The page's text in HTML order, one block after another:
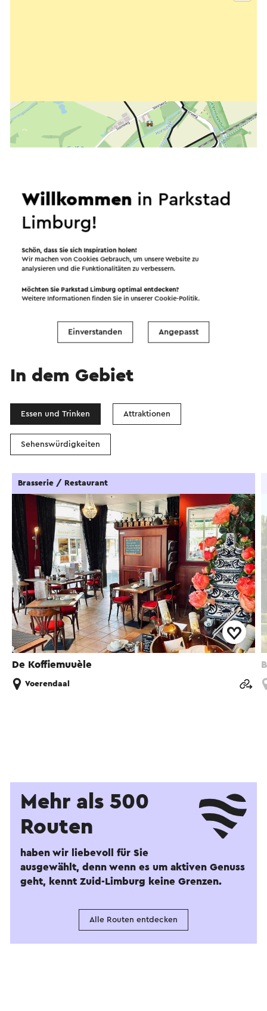
©OpenStreetMap
Starten Sie die Route
In dem Gebiet
Essen und Trinken Attraktionen
Sehenswürdigkeiten
De Koffiemuuèle
Brasserie / Restaurant
Voerendaal
Mehr als 500
Routen
haben wir liebevoll für Sie
ausgewählt, denn wenn es um aktiven Genuss
geht, kennt Zuid-Limburg keine Grenzen.
Alle Routen entdecken
Willkommen in Parkstad
Limburg!
Schön, dass Sie sich Inspiration holen!
Wir machen von Cookies Gebrauch, um unsere Website zu
analysieren und die Funktionalitäten zu verbessern.
Möchten Sie Parkstad Limburg optimal entdecken?
Weitere Informationen finden Sie in unsererCookie-Politik.
Einverstanden Angepasst